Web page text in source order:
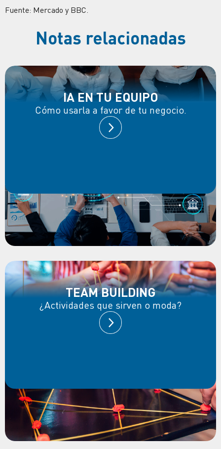
Fuente: Mercado y BBC.
Notas relacionadas
IA EN TU EQUIPO
Cómo usarla a favor de tu negocio.
TEAM BUILDING
¿Actividades que sirven o moda?